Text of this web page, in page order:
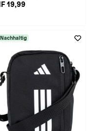
19,99
Nachhaltig